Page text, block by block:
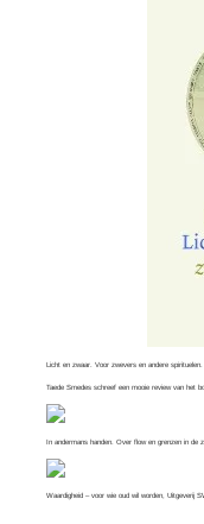
Licht en zwaar. Voor zwevers en andere
Taede Smedes schreef een mooie review van het
In andermans handen. Over flow en grenzen in de
Waardigheid – voor wie oud wil worden, Uitgeverij